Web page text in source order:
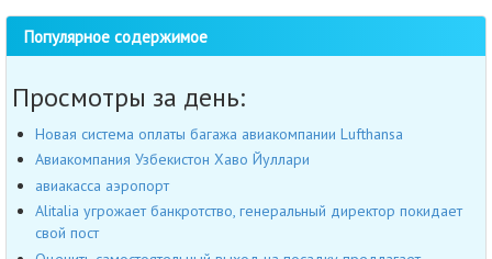
Популярное содержимое
Просмотры за день:
Новая система оплаты багажа авиакомпании Lufthansa
Авиакомпания Узбекистон Хаво Йуллари
авиакасса аэропорт
Alitalia угрожает банкротство, генеральный директор покидает
свой пост